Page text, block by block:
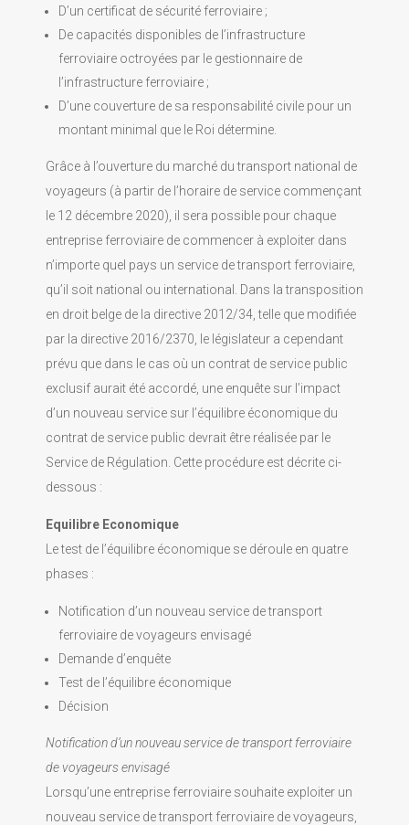
D’un certificat de sécurité ferroviaire ;
De capacités disponibles de l’infrastructure
ferroviaire octroyées par le gestionnaire de
l’infrastructure ferroviaire ;
D’une couverture de sa responsabilité civile pour un
montant minimal que le Roi détermine.
Grâce à l’ouverture du marché du transport national de
voyageurs (à partir de l’horaire de service commençant
le 12 décembre 2020), il sera possible pour chaque
entreprise ferroviaire de commencer à exploiter dans
n’importe quel pays un service de transport ferroviaire,
qu’il soit national ou international. Dans la transposition
en droit belge de la directive 2012/34, telle que modifiée
par la directive 2016/2370, le législateur a cependant
prévu que dans le cas où un contrat de service public
exclusif aurait été accordé, une enquête sur l’impact
d’un nouveau service sur l’équilibre économique du
contrat de service public devrait être réalisée par le
Service de Régulation. Cette procédure est décrite ci-
dessous :
Equilibre Economique
Le test de l’équilibre économique se déroule en quatre
phases :
Notification d’un nouveau service de transport
ferroviaire de voyageurs envisagé
Demande d’enquête
Test de l’équilibre économique
Décision
Notification d’un nouveau service de transport ferroviaire
de voyageurs envisagé
Lorsqu’une entreprise ferroviaire souhaite exploiter un
nouveau service de transport ferroviaire de voyageurs,